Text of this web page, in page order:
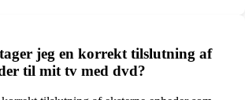
jeg en korrekt tilslutning af
til mit tv med dvd?